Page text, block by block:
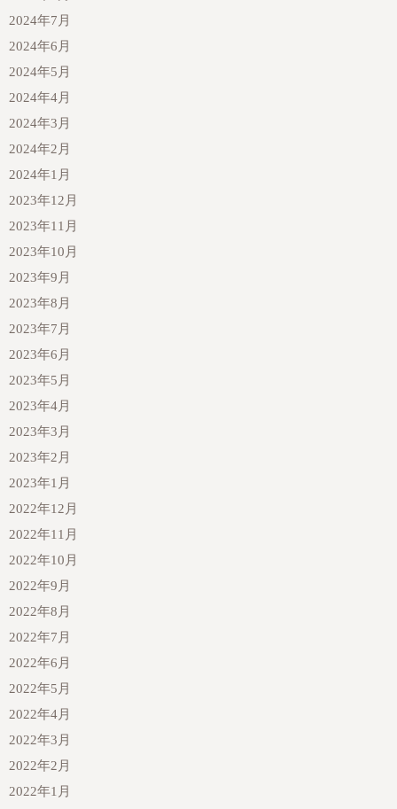
2024年7月
2024年6月
2024年5月
2024年4月
2024年3月
2024年2月
2024年1月
2023年12月
2023年11月
2023年10月
2023年9月
2023年8月
2023年7月
2023年6月
2023年5月
2023年4月
2023年3月
2023年2月
2023年1月
2022年12月
2022年11月
2022年10月
2022年9月
2022年8月
2022年7月
2022年6月
2022年5月
2022年4月
2022年3月
2022年2月
2022年1月